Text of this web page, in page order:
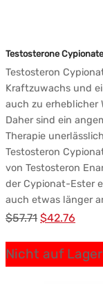
Testosterone
Testosteron
Kraftzuwachs und
auch zu erheblicher
Daher sind ein
Therapie
Testosteron
von Testosteron
der Cypionat-Ester
auch etwas länger
$57.71
war:
$42.76
Nicht auf Lager